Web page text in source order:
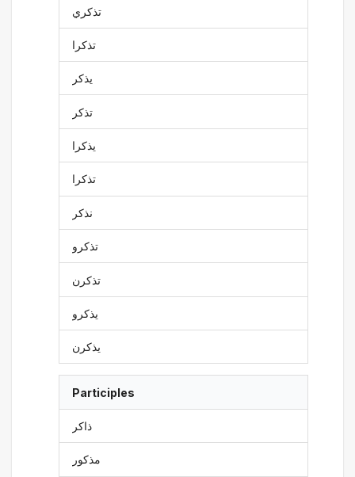
تذكري
تذكرا
يذكر
تذكر
يذكرا
تذكرا
نذكر
تذكرو
تذكرن
يذكرو
يذكرن
Participles
ذاكر
مذكور